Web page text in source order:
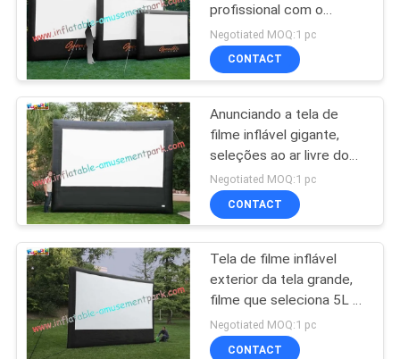
Curso de obstáculo
pneumáticas
bola inflável zorb
profissional com o
encerado do PVC de
0.55mm
Negotiated MOQ:1 pc
CONTACT
Anunciando a tela de
filme inflável gigante,
seleções ao ar livre do
filme da projeção para
disply
Negotiated MOQ:1 pc
CONTACT
Tela de filme inflável
exterior da tela grande,
filme que seleciona 5L x
medidor de 4.5W
Negotiated MOQ:1 pc
CONTACT